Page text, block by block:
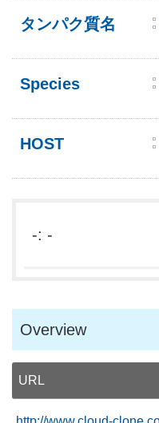
タンパク質名
Species
HOST
-: -
Overview
URL